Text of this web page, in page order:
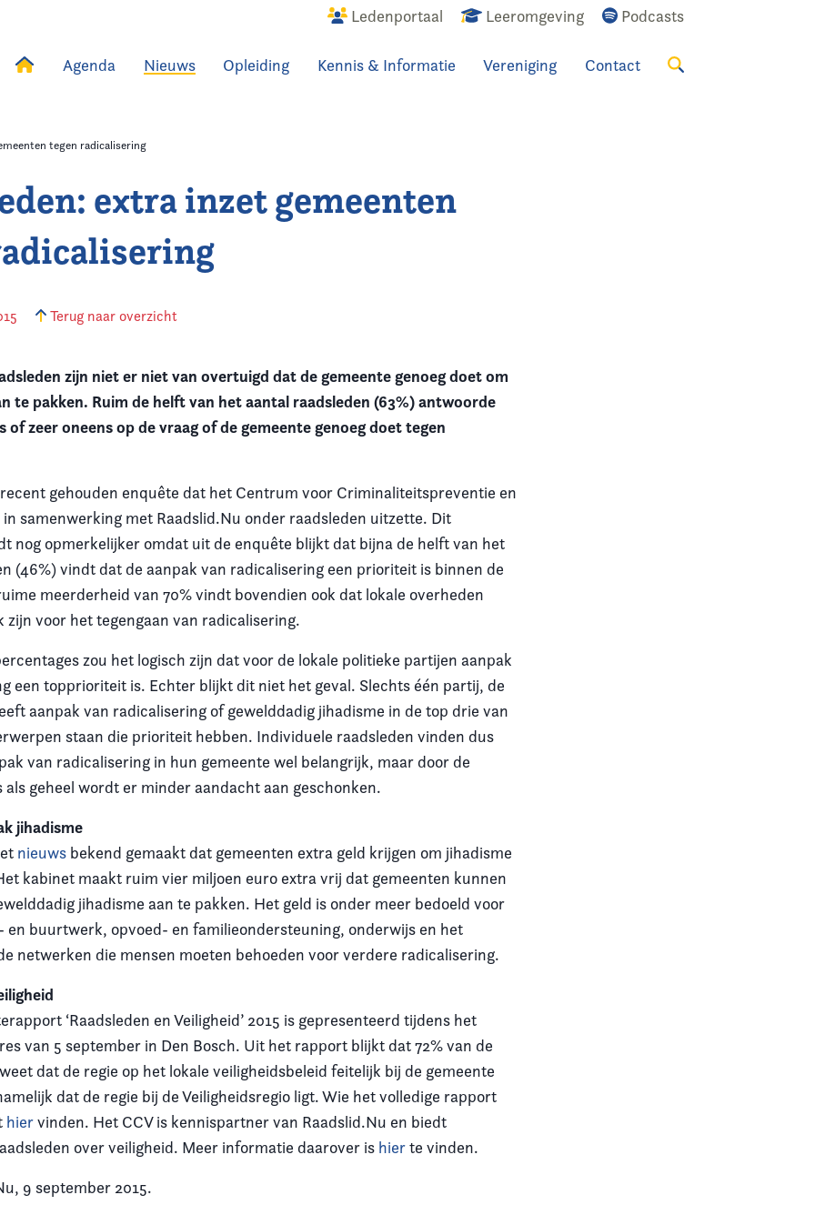
Ledenportaal Leeromgeving Podcasts
Agenda Nieuws Opleiding Kennis & Informatie Vereniging Contact
tegen radicalisering
extra inzet gemeenten
Terug naar overzicht
zijn niet er niet van overtuigd dat de gemeente genoeg doet om
te pakken. Ruim de helft van het aantal raadsleden (63%) antwoorde
of zeer oneens op de vraag of de gemeente genoeg doet tegen
gehouden enquête dat het Centrum voor Criminaliteitspreventie en
in samenwerking met Raadslid.Nu onder raadsleden uitzette. Dit
nog opmerkelijker omdat uit de enquête blijkt dat bijna de helft van het
(46%) vindt dat de aanpak van radicalisering een prioriteit is binnen de
meerderheid van 70% vindt bovendien ook dat lokale overheden
zijn voor het tegengaan van radicalisering.
zou het logisch zijn dat voor de lokale politieke partijen aanpak
een topprioriteit is. Echter blijkt dit niet het geval. Slechts één partij, de
aanpak van radicalisering of gewelddadig jihadisme in de top drie van
staan die prioriteit hebben. Individuele raadsleden vinden dus
van radicalisering in hun gemeente wel belangrijk, maar door de
geheel wordt er minder aandacht aan geschonken.
jihadisme
nieuws bekend gemaakt dat gemeenten extra geld krijgen om jihadisme
kabinet maakt ruim vier miljoen euro extra vrij dat gemeenten kunnen
jihadisme aan te pakken. Het geld is onder meer bedoeld voor
en buurtwerk, opvoed- en familieondersteuning, onderwijs en het
netwerken die mensen moeten behoeden voor verdere radicalisering.
‘Raadsleden en Veiligheid’ 2015 is gepresenteerd tijdens het
van 5 september in Den Bosch. Uit het rapport blijkt dat 72% van de
dat de regie op het lokale veiligheidsbeleid feitelijk bij de gemeente
dat de regie bij de Veiligheidsregio ligt. Wie het volledige rapport
hiervinden. Het CCV is kennispartner van Raadslid.Nu en biedt
over veiligheid. Meer informatie daarover is hierte vinden.
9 september 2015.